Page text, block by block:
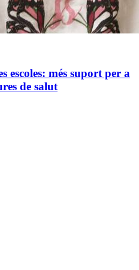
escoles: més suport per a
de salut